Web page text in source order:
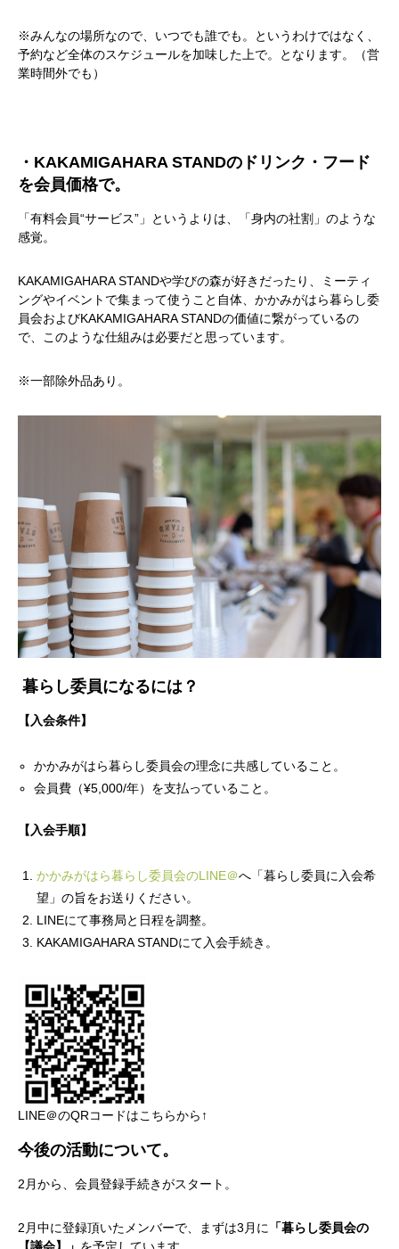
※みんなの場所なので、いつでも誰でも。というわけではなく、
予約など全体のスケジュールを加味した上で。となります。（営
業時間外でも）
・KAKAMIGAHARA STANDのドリンク・フード
を会員価格で。
「有料会員“サービス”」というよりは、「身内の社割」のような
感覚。
KAKAMIGAHARA STANDや学びの森が好きだったり、ミーティ
ングやイベントで集まって使うこと自体、かかみがはら暮らし委
員会およびKAKAMIGAHARA STANDの価値に繋がっているの
で、このような仕組みは必要だと思っています。
※一部除外品あり。
暮らし委員になるには？
【入会条件】
かかみがはら暮らし委員会の理念に共感していること。
会員費（¥5,000/年）を支払っていること。
【入会手順】
かかみがはら暮らし委員会のLINE＠へ「暮らし委員に入会希
望」の旨をお送りください。
LINEにて事務局と日程を調整。
KAKAMIGAHARA STANDにて入会手続き。
LINE＠のQRコードはこちらから↑
今後の活動について。
2月から、会員登録手続きがスタート。
2月中に登録頂いたメンバーで、まずは3月に
「暮らし委員会の